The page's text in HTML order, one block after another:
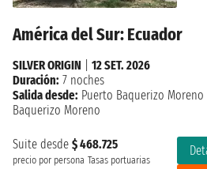
América del Sur: Ecuador
Suite desde $ 468.725
precio por persona Tasas portuarias
SILVER ORIGIN
12 SET. 2026
Duración: 7 noches
Salida desde: Puerto Baquerizo Moreno
Baquerizo Moreno